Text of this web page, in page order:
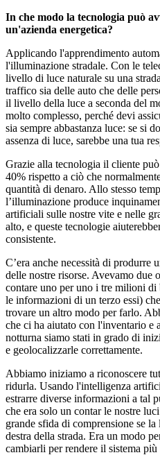
In che modo la tecnologia può
un'azienda energetica?
Applicando l'apprendimento
l'illuminazione stradale. Con le
livello di luce naturale su una
traffico sia delle auto che delle
il livello della luce a seconda del
molto complesso, perché devi
sia sempre abbastanza luce: se si
assenza di luce, sarebbe una tua
Grazie alla tecnologia il cliente
40% rispetto a ciò che
quantità di denaro. Allo stesso
l’illuminazione produce
artificiali sulle nostre vite e nelle
alto, e queste tecnologie
consistente.
C’era anche necessità di produrre
delle nostre risorse. Avevamo due
contare uno per uno i tre milioni
le informazioni di un terzo essi)
trovare un altro modo per farlo.
che ci ha aiutato con l'inventario e
notturna siamo stati in grado di
e geolocalizzarle correttamente.
Abbiamo iniziamo a riconoscere
ridurla. Usando l'intelligenza
estrarre diverse informazioni a tal
che era solo un contar le nostre
grande sfida di comprensione se
destra della strada. Era un modo
cambiarli per rendere il sistema